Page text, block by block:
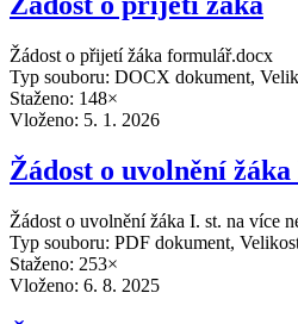
Žádost o přijetí žáka formulář.docx
Typ souboru: DOCX dokument,
Staženo: 148×
Vloženo: 5. 1. 2026
Žádost o uvolnění žáka
Žádost o uvolnění žáka I. st. na více
Typ souboru: PDF dokument,
Staženo: 253×
Vloženo: 6. 8. 2025